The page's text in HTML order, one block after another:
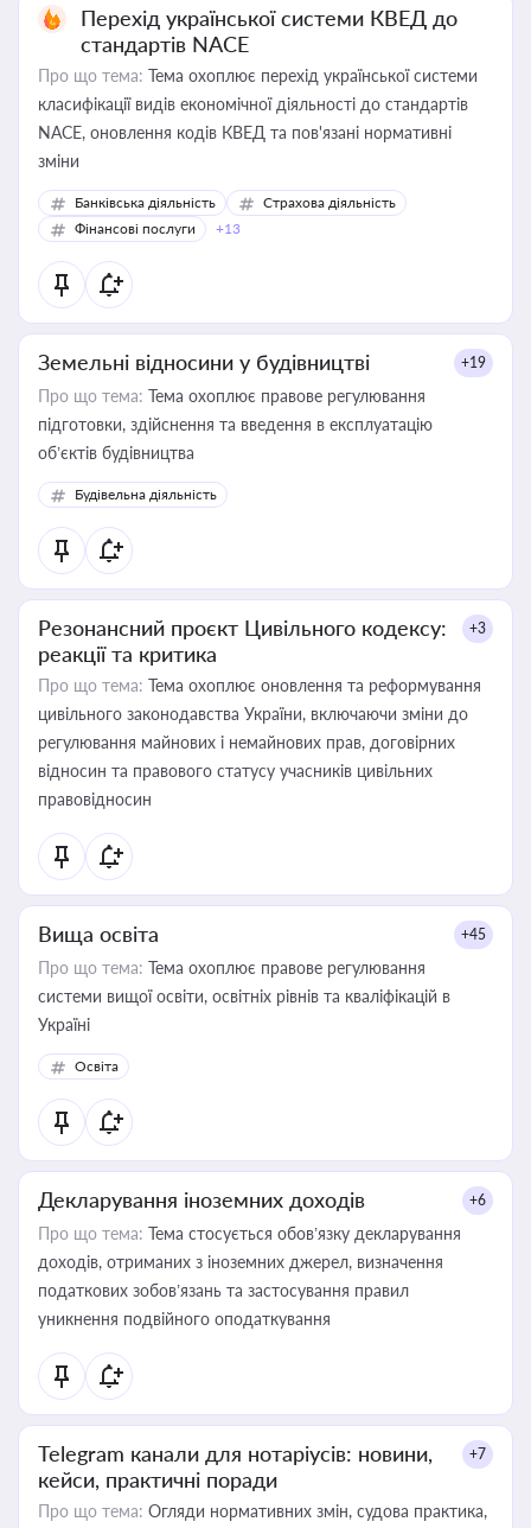
Перехід української системи КВЕД до
стандартів NACE
Про що тема: Тема охоплює перехід української системи
класифікації видів економічної діяльності до стандартів
NACE, оновлення кодів КВЕД та пов'язані нормативні
зміни
Банківська діяльність
Страхова діяльність
Фінансові послуги
+13
Земельні відносини у будівництві +19
Про що тема: Тема охоплює правове регулювання
підготовки, здійснення та введення в експлуатацію
об’єктів будівництва
Будівельна діяльність
Резонансний проєкт Цивільного кодексу:
реакції та критика
+3
Про що тема: Тема охоплює оновлення та реформування
цивільного законодавства України, включаючи зміни до
регулювання майнових і немайнових прав, договірних
відносин та правового статусу учасників цивільних
правовідносин
Вища освіта +45
Про що тема: Тема охоплює правове регулювання
системи вищої освіти, освітніх рівнів та кваліфікацій в
Україні
Освіта
Декларування іноземних доходів +6
Про що тема: Тема стосується обов’язку декларування
доходів, отриманих з іноземних джерел, визначення
податкових зобов’язань та застосування правил
уникнення подвійного оподаткування
Telegram канали для нотаріусів: новини,
кейси, практичні поради
+7
Про що тема: Огляди нормативних змін, судова практика,